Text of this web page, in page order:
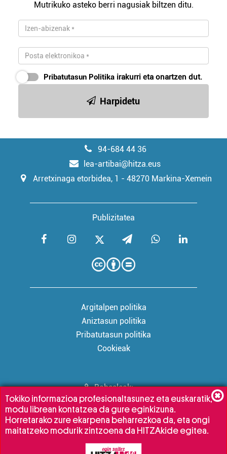
irakurriMutrikuko asteko berri nagusiak biltzen ditu.
Pribatutasun Politika irakurri eta onartzen dut.
Harpidetu
94-684 44 36
lea-artibai@hitza.eus
Arretxinaga etorbidea, 1 - 48270 Markina-Xemein
Publizitatea
Argitalpen politika
Aniztasun politika
Pribatutasun politika
Cookieak
Babesleak:
Tokiko informazioa profesionaltasunez eta euskaratik,
modu librean kontatzea da gure eginkizuna.
Horretarako zure ekarpena beharrezkoa da, eta ongi
maitatzeko modurik zintzoena da HITZAkide egitea.